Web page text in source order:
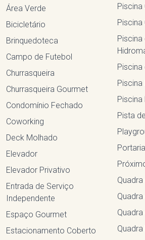
Área Verde
Bicicletário
Brinquedoteca
Campo de Futebol
Churrasqueira
Churrasqueira Gourmet
Condomínio Fechado
Coworking
Deck Molhado
Elevador
Elevador Privativo
Entrada de Serviço
Independente
Espaço Gourmet
Estacionamento Coberto
Piscina
Piscina
Piscina
Pista
Quadra